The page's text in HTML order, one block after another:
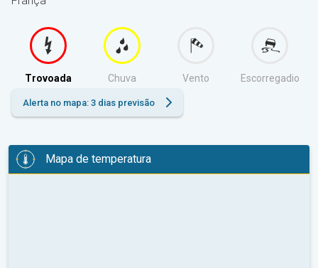
Trovoada Chuva Vento Escorregadio
Alerta no mapa: 3 dias previsão
Mapa de temperatura